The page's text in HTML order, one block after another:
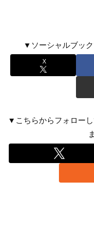
▼ソーシャルブッ
X
▼こちらからフォロー